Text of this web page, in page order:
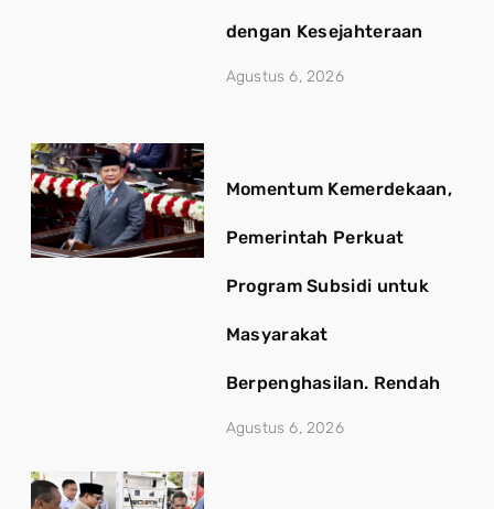
dengan Kesejahteraan
Agustus 6, 2026
Momentum Kemerdekaan,
Pemerintah Perkuat
Program Subsidi untuk
Masyarakat
Berpenghasilan. Rendah
Agustus 6, 2026